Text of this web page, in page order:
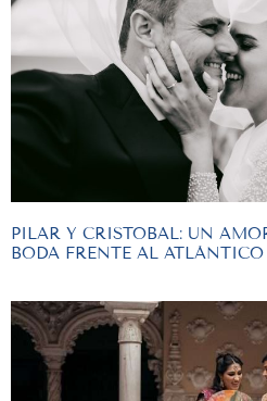
PILAR Y CRISTOBAL: UN
BODA FRENTE AL ATLÁNTICO